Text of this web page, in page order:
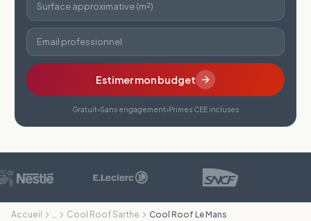
Surface approximative (m²)
Email professionnel
Estimer mon budget
Gratuit Sans engagement Primes CEE incluses
Accueil … Cool Roof Sarthe Cool Roof Le Mans